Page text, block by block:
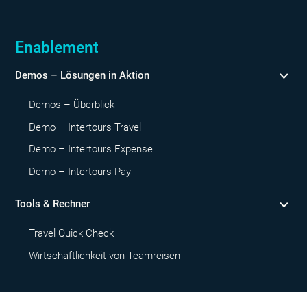
Enablement
Demos – Lösungen in Aktion
Demos – Überblick
Demo – Intertours Travel
Demo – Intertours Expense
Demo – Intertours Pay
Tools & Rechner
Travel Quick Check
Wirtschaftlichkeit von Teamreisen